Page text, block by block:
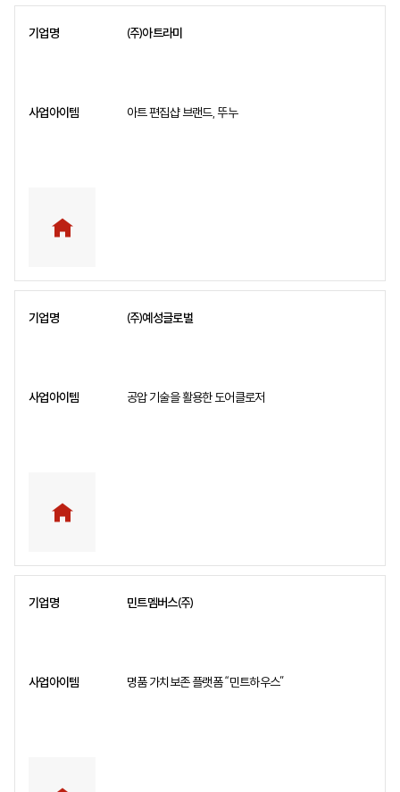
㈜아트라미
아트 편집샵 브랜드, 뚜누
㈜예성글로벌
공압 기술을 활용한 도어클로저
민트멤버스㈜
명품 가치보존 플랫폼 “민트하우스”